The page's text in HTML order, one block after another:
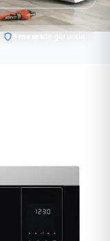
3 mesesde garantía